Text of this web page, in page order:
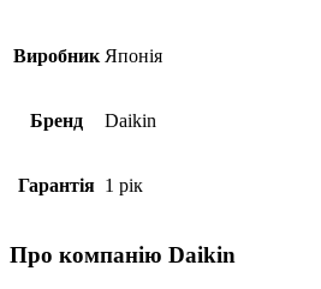
Виробник Японія
Бренд Daikin
Гарантія 1 рік
Про компанію Daikin